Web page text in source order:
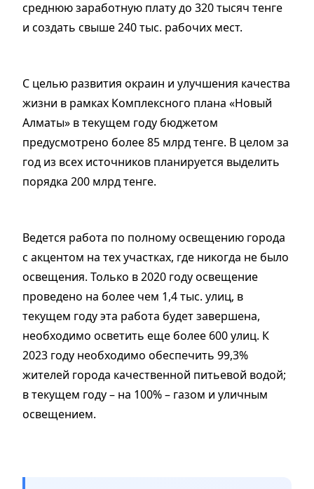
среднюю заработную плату до 320 тысяч тенге
и создать свыше 240 тыс. рабочих мест.
С целью развития окраин и улучшения качества
жизни в рамках Комплексного плана «Новый
Алматы» в текущем году бюджетом
предусмотрено более 85 млрд тенге. В целом за
год из всех источников планируется выделить
порядка 200 млрд тенге.
Ведется работа по полному освещению города
с акцентом на тех участках, где никогда не было
освещения. Только в 2020 году освещение
проведено на более чем 1,4 тыс. улиц, в
текущем году эта работа будет завершена,
необходимо осветить еще более 600 улиц. К
2023 году необходимо обеспечить 99,3%
жителей города качественной питьевой водой;
в текущем году – на 100% – газом и уличным
освещением.